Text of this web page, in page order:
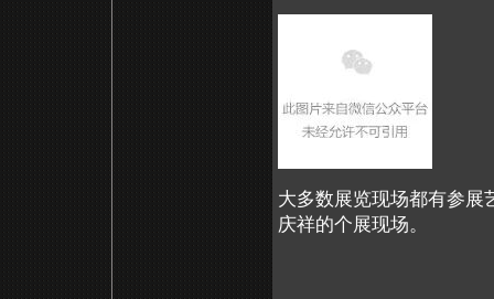
大多数展览现场都有参展
庆祥的个展现场。